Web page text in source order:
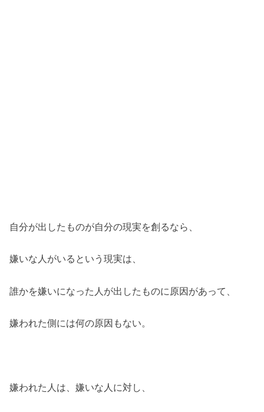
自分が出したものが自分の現実を創るなら、
嫌いな人がいるという現実は、
誰かを嫌いになった人が出したものに原因があって、
嫌われた側には何の原因もない。
嫌われた人は、嫌いな人に対し、